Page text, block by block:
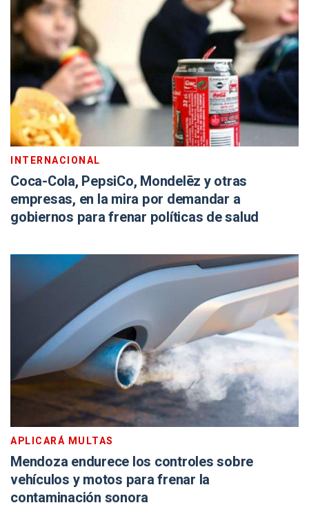
INTERNACIONAL
Coca-Cola, PepsiCo, Mondelēz y otras
empresas, en la mira por demandar a
gobiernos para frenar políticas de salud
APLICARÁ MULTAS
Mendoza endurece los controles sobre
vehículos y motos para frenar la
contaminación sonora